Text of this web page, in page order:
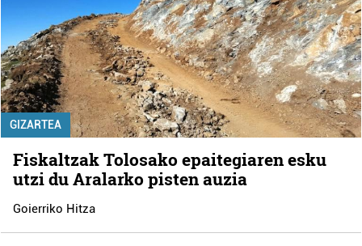
GIZARTEA
Fiskaltzak Tolosako epaitegiaren esku
utzi du Aralarko pisten auzia
Goierriko Hitza